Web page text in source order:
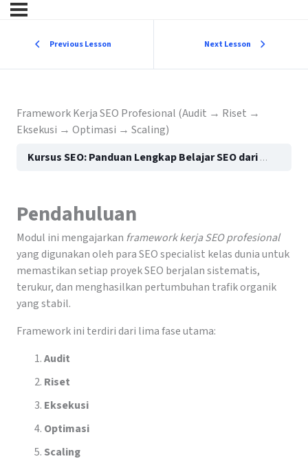
Previous Lesson Next Lesson
Framework Kerja SEO Profesional (Audit → Riset →
Eksekusi → Optimasi → Scaling)
Kursus SEO: Panduan Lengkap Belajar SEO dari Dasar hingga Mahir (Ultimate Guide 2026)
Pendahuluan
Modul ini mengajarkan framework kerja SEO profesional
yang digunakan oleh para SEO specialist kelas dunia untuk
memastikan setiap proyek SEO berjalan sistematis,
terukur, dan menghasilkan pertumbuhan trafik organik
yang stabil.
Framework ini terdiri dari lima fase utama:
Audit
Riset
Eksekusi
Optimasi
Scaling